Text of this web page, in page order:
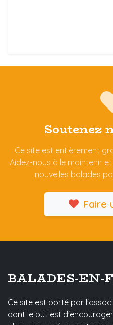
Soutenez
Ce site est entièrement
Aidez-nous à le maintenir
nouvelles balades
Faire
BALADES-EN-
Ce site est porté par
dont le but est